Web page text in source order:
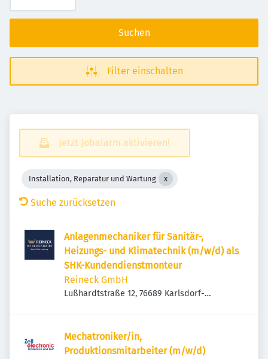
Suchen
Filter einschalten
Jetzt Jobalarm aktivieren!
Installation, Reparatur und Wartung
Suche zurücksetzen
Anlagenmechaniker für Sanitär-,
Heizungs- und Klimatechnik (m/w/d) als
SHK-Kundendienstmonteur
Reineck GmbH
Lußhardtstraße 12, 76689 Karlsdorf-
Mechatroniker/in,
Produktionsmitarbeiter (m/w/d)